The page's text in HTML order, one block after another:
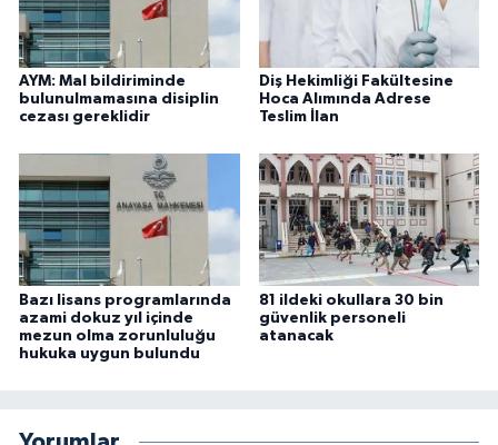
AYM: Mal bildiriminde
bulunulmamasına disiplin
cezası gereklidir
Diş Hekimliği Fakültesine
Hoca Alımında Adrese
Teslim İlan
Bazı lisans programlarında
azami dokuz yıl içinde
mezun olma zorunluluğu
hukuka uygun bulundu
81 ildeki okullara 30 bin
güvenlik personeli
atanacak